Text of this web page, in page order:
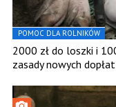
POMOC DLA ROLNIKÓW
2000 zł do loszki i
zasady nowych dopłat